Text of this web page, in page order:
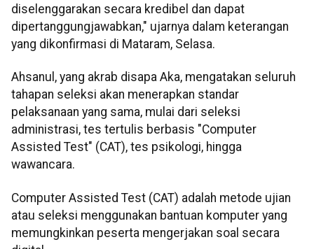
diselenggarakan secara kredibel dan dapat
dipertanggungjawabkan," ujarnya dalam keterangan
yang dikonfirmasi di Mataram, Selasa.
Ahsanul, yang akrab disapa Aka, mengatakan seluruh
tahapan seleksi akan menerapkan standar
pelaksanaan yang sama, mulai dari seleksi
administrasi, tes tertulis berbasis "Computer
Assisted Test" (CAT), tes psikologi, hingga
wawancara.
Computer Assisted Test (CAT) adalah metode ujian
atau seleksi menggunakan bantuan komputer yang
memungkinkan peserta mengerjakan soal secara